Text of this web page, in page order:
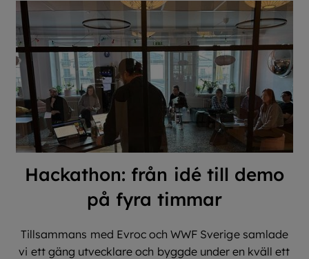
Hackathon: från idé till demo
på fyra timmar
Tillsammans med Evroc och WWF Sverige samlade
vi ett gäng utvecklare och byggde under en kväll ett